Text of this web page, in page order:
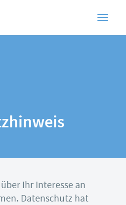
Ihr Interesse an
Datenschutz hat